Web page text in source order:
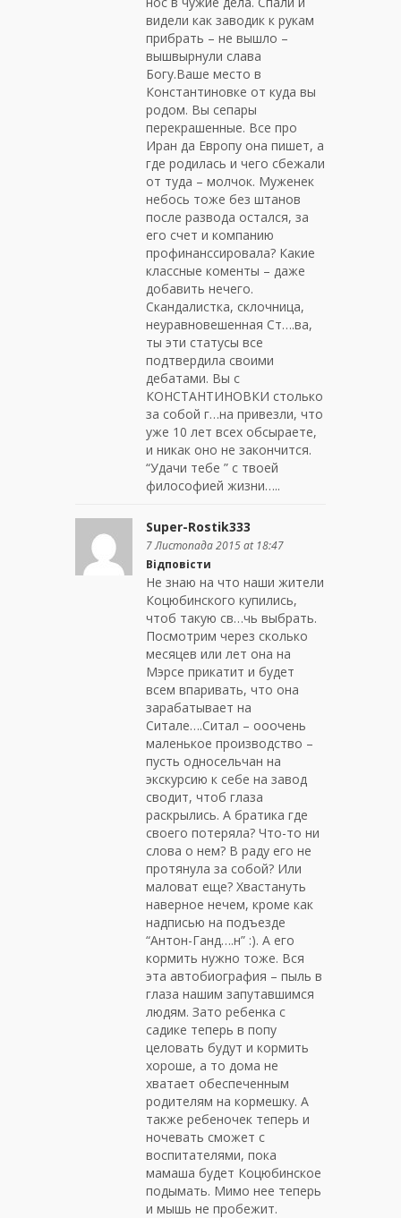
видели как заводик к рукам
прибрать – не вышло –
вышвырнули слава
Богу.Ваше место в
Константиновке от куда вы
родом. Вы сепары
перекрашенные. Все про
Иран да Европу она пишет, а
где родилась и чего сбежали
от туда – молчок. Муженек
небось тоже без штанов
после развода остался, за
его счет и компанию
профинанссировала? Какие
классные коменты – даже
добавить нечего.
Скандалистка, склочница,
неуравновешенная Ст….ва,
ты эти статусы все
подтвердила своими
дебатами. Вы с
КОНСТАНТИНОВКИ столько
за собой г…на привезли, что
уже 10 лет всех обсыраете,
и никак оно не закончится.
“Удачи тебе ” с твоей
философией жизни…..
Super-Rostik333
7 Листопада 2015 at 18:47
Відповісти
Не знаю на что наши жители
Коцюбинского купились,
чтоб такую св…чь выбрать.
Посмотрим через сколько
месяцев или лет она на
Мэрсе прикатит и будет
всем впаривать, что она
зарабатывает на
Ситале….Ситал – ооочень
маленькое производство –
пусть односельчан на
экскурсию к себе на завод
сводит, чтоб глаза
раскрылись. А братика где
своего потеряла? Что-то ни
слова о нем? В раду его не
протянула за собой? Или
маловат еще? Хвастануть
наверное нечем, кроме как
надписью на подъезде
“Антон-Ганд….н” :). А его
кормить нужно тоже. Вся
эта автобиография – пыль в
глаза нашим запутавшимся
людям. Зато ребенка с
садике теперь в попу
целовать будут и кормить
хороше, а то дома не
хватает обеспеченным
родителям на кормешку. А
также ребеночек теперь и
ночевать сможет с
воспитателями, пока
мамаша будет Коцюбинское
подымать. Мимо нее теперь
и мышь не пробежит.